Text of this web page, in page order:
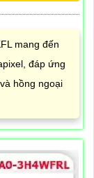
mang đến
đáp ứng
hồng ngoại